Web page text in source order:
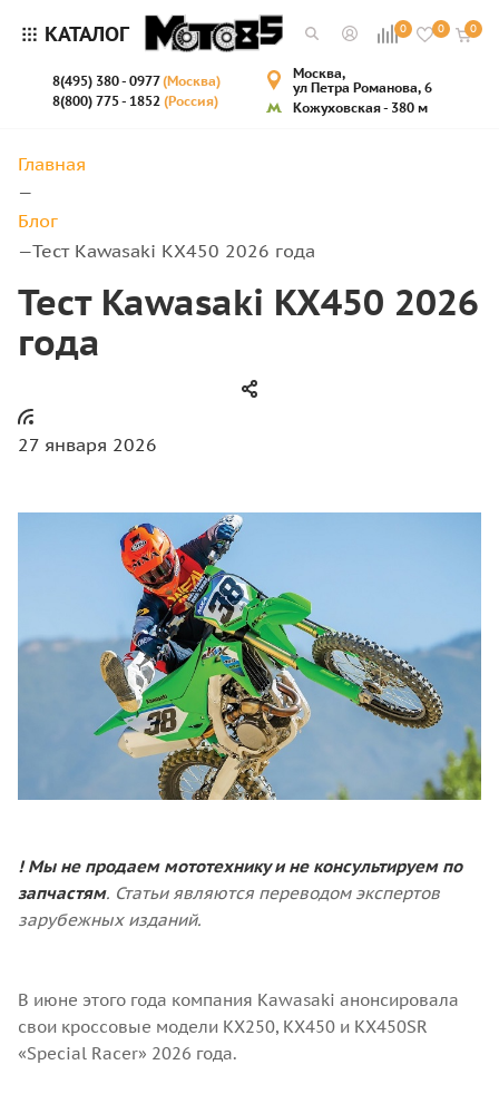
КАТАЛОГ 0 0 0
8(495) 380 - 0977(Москва)
8(800) 775 - 1852 (Россия)
Москва,
ул Петра Романова, 6
Кожуховская - 380 м
Главная
—
Блог
—Тест Kawasaki KX450 2026 года
Тест Kawasaki KX450 2026
года
27 января 2026
! Мы не продаем мототехнику и не консультируем по
запчастям. Статьи являются переводом экспертов
зарубежных изданий.
В июне этого года компания Kawasaki анонсировала
свои кроссовые модели КХ250, КХ450 и KX450SR
«Special Racer» 2026 года.